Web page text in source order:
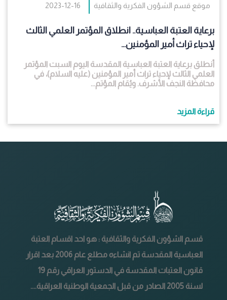
موقع قسم الشؤون الفكرية والثقافية 2023-12-16
برعاية العتبة العباسية.. انطلاق المؤتمر العلمي الثالث
لإحياء تراث أمير المؤمنين...
أنطلق برعاية العتبة العباسية المقدسة اليوم السبت المؤتمر
العلمي الثالث لإحياء تراث أمير المؤمنين (عليه السلام)، في
محافظة النجف الأشرف. ويُقام المؤتم...
قراءة المزيد
قسم الشؤون الفكرية والثقافية : هو احد اقسام العتبة
العباسية المقدسة تم انشاءه مطلع عام 2006 بعد اقرار
قانون العتبات المقدسة في الدستور العراقي رقم 19
لسنة 2005 الصادر من قبل الجمعية الوطنية العراقية....